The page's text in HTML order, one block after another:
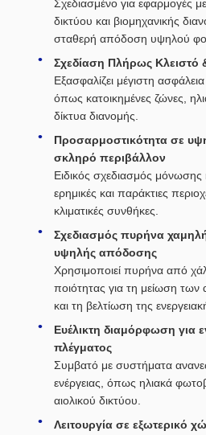
Σχεδιασμένο για εφαρμογές
δικτύου και βιομηχανικής
σταθερή απόδοση υψηλού
Σχεδίαση Πλήρως Κλειστό
Εξασφαλίζει μέγιστη
όπως κατοικημένες ζώνες,
δίκτυα διανομής.
Προσαρμοστικότητα σε
σκληρό περιβάλλον
Ειδικός σχεδιασμός μόνωσης
ερημικές και παράκτιες
κλιματικές συνθήκες.
Σχεδιασμός πυρήνα
υψηλής απόδοσης
Χρησιμοποιεί πυρήνα από
ποιότητας για τη μείωση
και τη βελτίωση της
Ευέλικτη διαμόρφωση για
πλέγματος
Συμβατό με συστήματα
ενέργειας, όπως ηλιακά
αιολικού δικτύου.
Λειτουργία σε εξωτερικό